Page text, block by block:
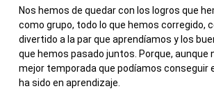
Nos hemos de quedar con los logros que
como grupo, todo lo que hemos corregido,
divertido a la par que aprendíamos y los
que hemos pasado juntos. Porque, aunque
mejor temporada que podíamos conseguir
ha sido en aprendizaje.